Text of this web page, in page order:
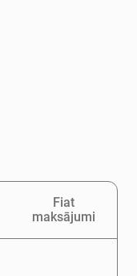
Fiat
maksājumi